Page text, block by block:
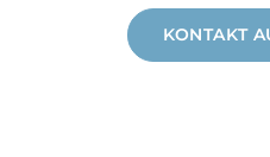
KONTAKT